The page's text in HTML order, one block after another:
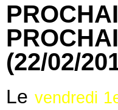
(22/02/
Le vendredi